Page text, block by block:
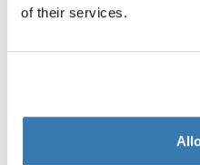
of their services.
Tehničke